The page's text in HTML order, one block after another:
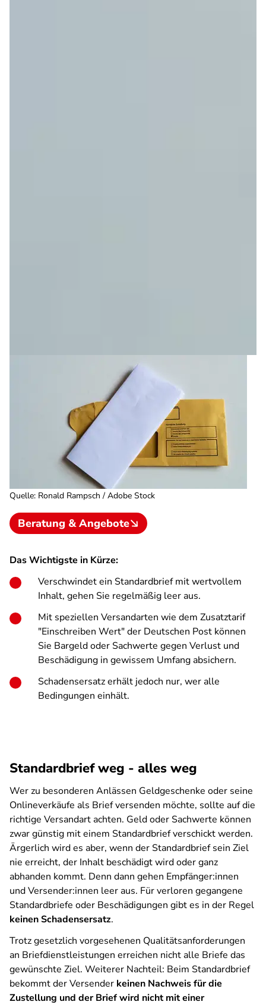
Quelle: Ronald Rampsch / Adobe Stock
Beratung & Angebote
Das Wichtigste in Kürze:
Verschwindet ein Standardbrief mit wertvollem
Inhalt, gehen Sie regelmäßig leer aus.
Mit speziellen Versandarten wie dem Zusatztarif
"Einschreiben Wert" der Deutschen Post können
Sie Bargeld oder Sachwerte gegen Verlust und
Beschädigung in gewissem Umfang absichern.
Schadensersatz erhält jedoch nur, wer alle
Bedingungen einhält.
Standardbrief weg - alles weg
Wer zu besonderen Anlässen Geldgeschenke oder seine
Onlineverkäufe als Brief versenden möchte, sollte auf die
richtige Versandart achten. Geld oder Sachwerte können
zwar günstig mit einem Standardbrief verschickt werden.
Ärgerlich wird es aber, wenn der Standardbrief sein Ziel
nie erreicht, der Inhalt beschädigt wird oder ganz
abhanden kommt. Denn dann gehen Empfänger:innen
und Versender:innen leer aus. Für verloren gegangene
Standardbriefe oder Beschädigungen gibt es in der Regel
keinen Schadensersatz.
Trotz gesetzlich vorgesehenen Qualitätsanforderungen
an Briefdienstleistungen erreichen nicht alle Briefe das
gewünschte Ziel. Weiterer Nachteil: Beim Standardbrief
bekommt der Versender keinen Nachweis für die
Zustellung und der Brief wird nicht mit einer